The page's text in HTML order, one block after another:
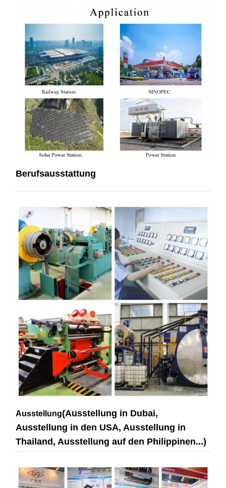
Berufsausstattung
Ausstellung(Ausstellung in Dubai,
Ausstellung in den USA, Ausstellung in
Thailand, Ausstellung auf den Philippinen...)